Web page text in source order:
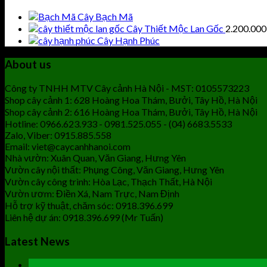
Cây Bạch Mã
Cây Thiết Mộc Lan Gốc
Cây Hạnh Phúc
About us
Công ty TNHH MTV Cây cảnh Hà Nội - MST: 0105573223
Shop cây cảnh 1: 628 Hoàng Hoa Thám, Bưởi, Tây Hồ, Hà Nội
Shop cây cảnh 2: 616 Hoàng Hoa Thám, Bưởi, Tây Hồ, Hà Nội
Hotline: 0966.623.933 - 0981.525.055 - (04) 6683.5533
Zalo, Viber: 0915.885.558
Email: viet@caycanhhanoi.com
Nhà vườn: Xuân Quan, Văn Giang, Hưng Yên
Vườn cây nội thất: Phụng Công, Văn Giang, Hưng Yên
Vườn cây công trình: Hòa Lạc, Thạch Thất, Hà Nội
Vườn ươm: Điền Xá, Nam Trực, Nam Định
Hỗ trợ kỹ thuật, chăm sóc: 0918.396.699
Liên hệ dự án: 0918.396.699 (Mr Tuấn)
Latest News